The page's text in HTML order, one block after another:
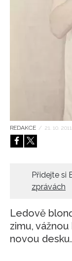
REDAKCE / 21. 10. 2011
Přidejte si
zprávách
Ledově
zimu,
novou